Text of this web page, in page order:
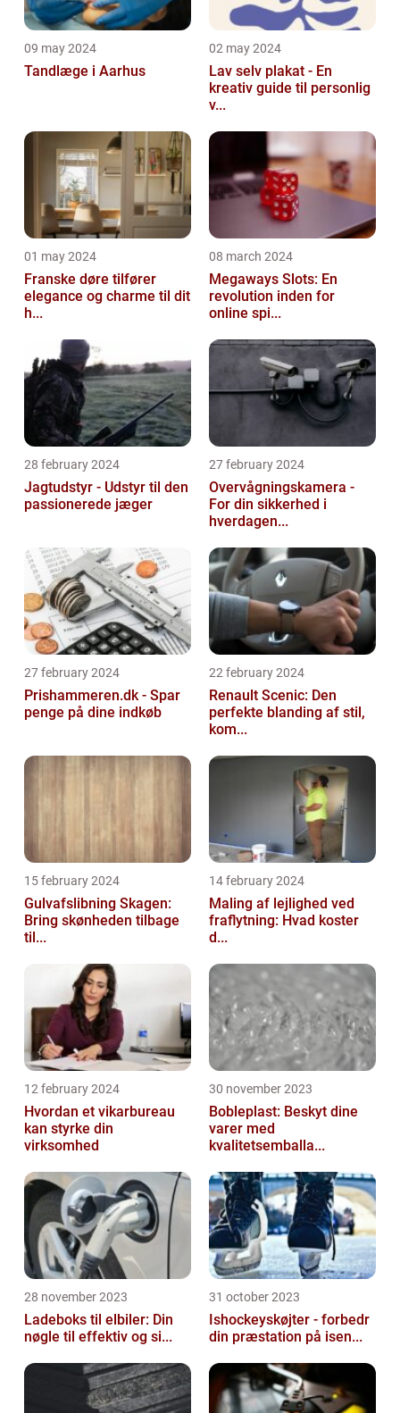
09 may 2024
Tandlæge i Aarhus
02 may 2024
Lav selv plakat - En
kreativ guide til personlig
v...
01 may 2024
Franske døre tilfører
elegance og charme til dit
h...
08 march 2024
Megaways Slots: En
revolution inden for
online spi...
28 february 2024
Jagtudstyr - Udstyr til den
passionerede jæger
27 february 2024
Overvågningskamera -
For din sikkerhed i
hverdagen...
27 february 2024
Prishammeren.dk - Spar
penge på dine indkøb
22 february 2024
Renault Scenic: Den
perfekte blanding af stil,
kom...
15 february 2024
Gulvafslibning Skagen:
Bring skønheden tilbage
til...
14 february 2024
Maling af lejlighed ved
fraflytning: Hvad koster
d...
12 february 2024
Hvordan et vikarbureau
kan styrke din
virksomhed
30 november 2023
Bobleplast: Beskyt dine
varer med
kvalitetsemballa...
28 november 2023
Ladeboks til elbiler: Din
nøgle til effektiv og si...
31 october 2023
Ishockeyskøjter - forbedr
din præstation på isen...